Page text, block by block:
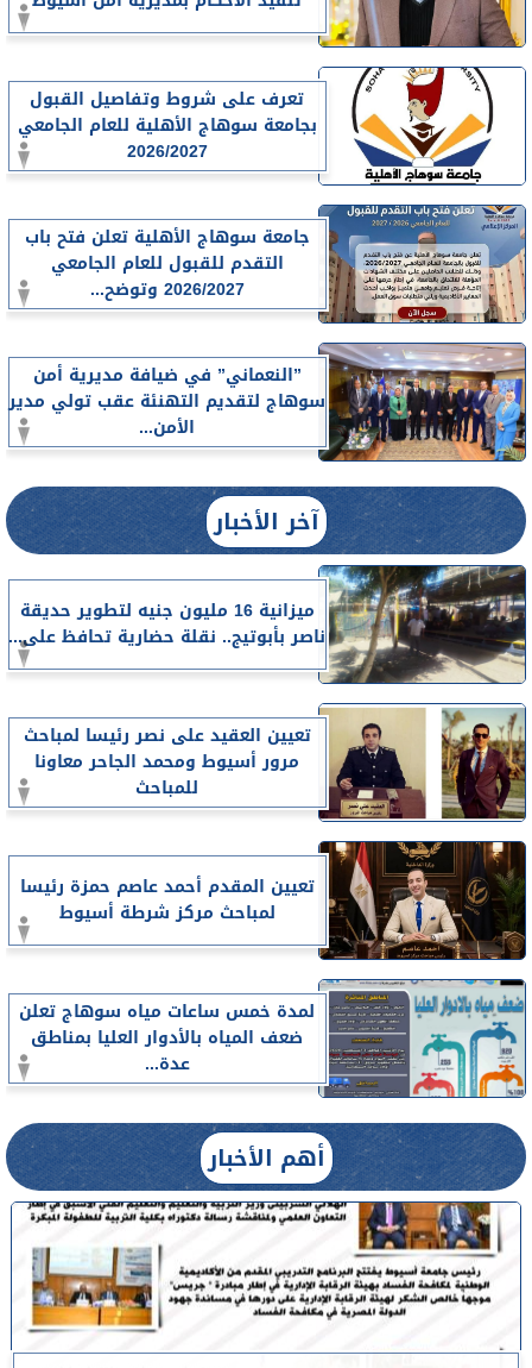
تعرف على شروط وتفاصيل القبول
بجامعة سوهاج الأهلية للعام الجامعي
2026/2027
جامعة سوهاج الأهلية تعلن فتح باب
التقدم للقبول للعام الجامعي
2026/2027 وتوضح...
”النعماني” في ضيافة مديرية أمن
سوهاج لتقديم التهنئة عقب تولي مدير
الأمن...
آخر الأخبار
ميزانية 16 مليون جنيه لتطوير حديقة
ناصر بأبوتيج.. نقلة حضارية تحافظ على...
تعيين العقيد على نصر رئيسا لمباحث
مرور أسيوط ومحمد الجاحر معاونا
للمباحث
تعيين المقدم أحمد عاصم حمزة رئيسا
لمباحث مركز شرطة أسيوط
لمدة خمس ساعات مياه سوهاج تعلن
ضعف المياه بالأدوار العليا بمناطق
عدة...
أهم الأخبار